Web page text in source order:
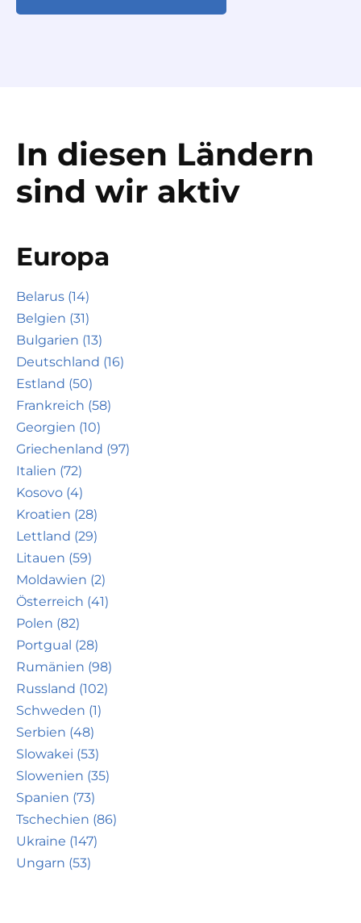
In diesen Ländern
sind wir aktiv
Europa
Belarus (14)
Belgien (31)
Bulgarien (13)
Deutschland (16)
Estland (50)
Frankreich (58)
Georgien (10)
Griechenland (97)
Italien (72)
Kosovo (4)
Kroatien (28)
Lettland (29)
Litauen (59)
Moldawien (2)
Österreich (41)
Polen (82)
Portgual (28)
Rumänien (98)
Russland (102)
Schweden (1)
Serbien (48)
Slowakei (53)
Slowenien (35)
Spanien (73)
Tschechien (86)
Ukraine (147)
Ungarn (53)